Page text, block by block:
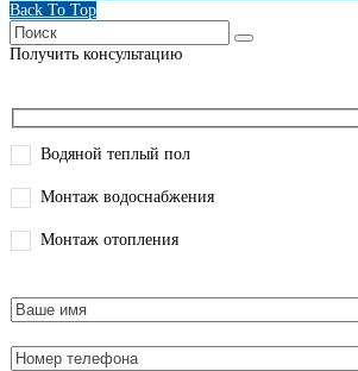
Back To Top
Получить консультацию
Водяной теплый пол
Монтаж водоснабжения
Монтаж отопления